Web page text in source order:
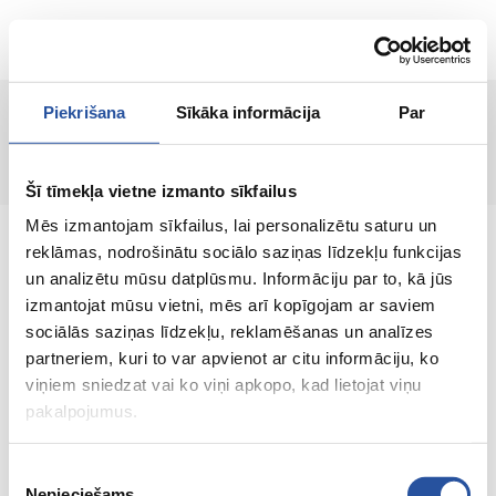
Piekrišana Sīkāka informācija Par
Šī tīmekļa vietne izmanto sīkfailus
Mēs izmantojam sīkfailus, lai personalizētu saturu un
reklāmas, nodrošinātu sociālo saziņas līdzekļu funkcijas
un analizētu mūsu datplūsmu. Informāciju par to, kā jūs
izmantojat mūsu vietni, mēs arī kopīgojam ar saviem
sociālās saziņas līdzekļu, reklamēšanas un analīzes
partneriem, kuri to var apvienot ar citu informāciju, ko
viņiem sniedzat vai ko viņi apkopo, kad lietojat viņu
pakalpojumus.
RU
Страница не найдена!
Интернет-магазин с выгодными ценами и
качественными товарами, где
удовлетворённость клиента является нашей
главной ценностью.
Vse dlja vashego doma i sada!